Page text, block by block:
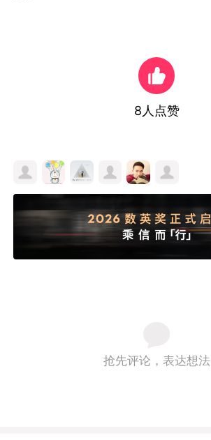
8 人点赞
抢先评论，表达想法